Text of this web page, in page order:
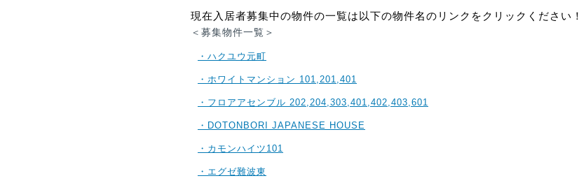
現在入居者募集中の物件の一覧は以下の物件名のリンクをクリックください！
＜募集物件一覧＞
・ハクユウ元町
・ホワイトマンション 101,201,401
・フロアアセンブル 202,204,303,401,402,403,601
・DOTONBORI JAPANESE HOUSE
・カモンハイツ101
・エグゼ難波東